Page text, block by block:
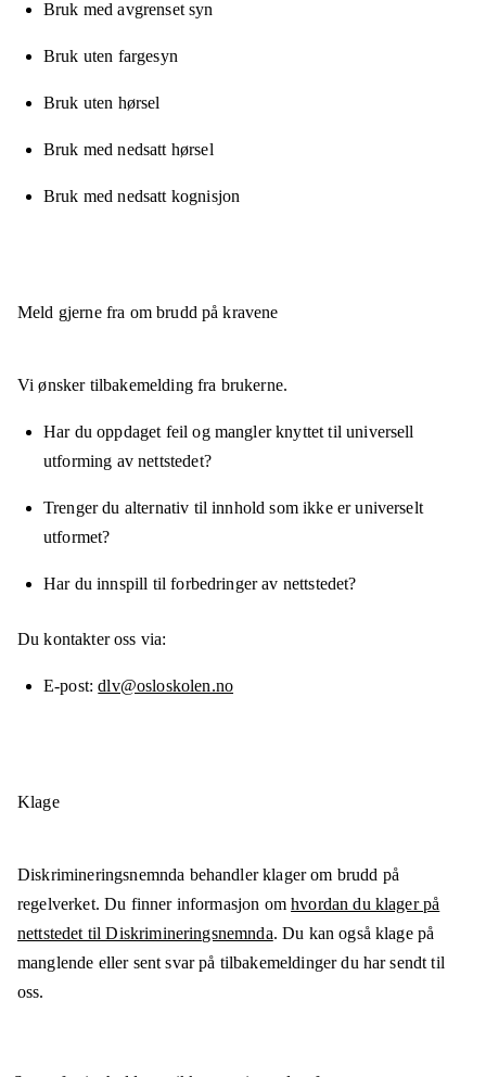
Bruk med avgrenset syn
Bruk uten fargesyn
Bruk uten hørsel
Bruk med nedsatt hørsel
Bruk med nedsatt kognisjon
Meld gjerne fra om brudd på kravene
Vi ønsker tilbakemelding fra brukerne.
Har du oppdaget feil og mangler knyttet til universell
utforming av nettstedet?
Trenger du alternativ til innhold som ikke er universelt
utformet?
Har du innspill til forbedringer av nettstedet?
Du kontakter oss via:
E-post dlv@osloskolen.no
Klage
Diskrimineringsnemnda behandler klager om brudd på
regelverket. Du finner informasjon omhvordan du klager på
nettstedet til Diskrimineringsnemnda. Du kan også klage på
manglende eller sent svar på tilbakemeldinger du har sendt til
oss.